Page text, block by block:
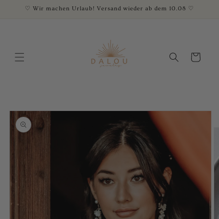
zum♡ Wir machen Urlaub! Versand wieder ab dem 10.08 ♡
Warenkorb